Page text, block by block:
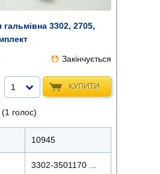
3302, 2705,
Закінчується
КУПИТИ
1
(1 голос)
10945
3302-3501170 ...